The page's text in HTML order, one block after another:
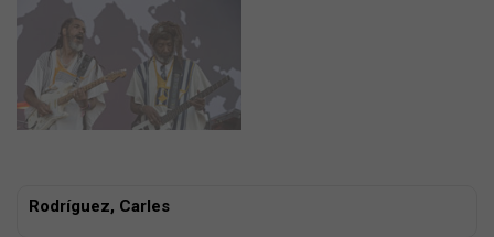
Rodríguez, Carles